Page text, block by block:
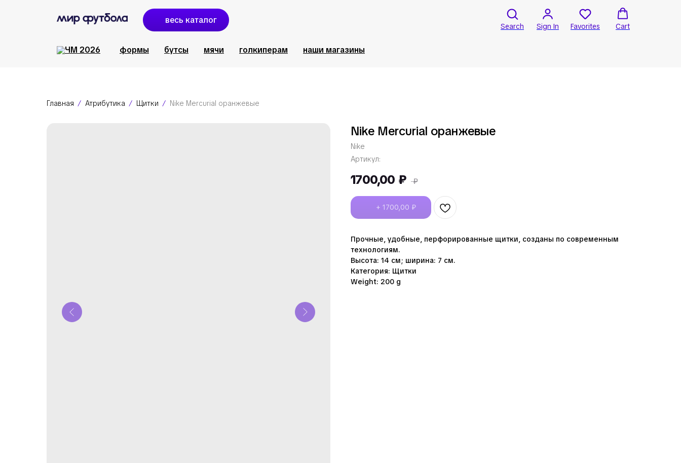
весь каталог
Search Sign In Favorites Cart
формы бутсы мячи голкиперам наши магазины
Главная Атрибутика Щитки Nike Mercurial оранжевые
Nike Mercurial оранжевые
Nike
Артикул:
1700,00 ₽ ₽
+ 1700,00 ₽
Прочные, удобные, перфорированные щитки, созданы по современным
технологиям.
Высота: 14 см; ширина: 7 см.
Категория: Щитки
Weight: 200 g